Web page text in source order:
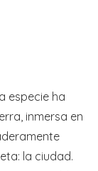
especie ha
inmersa en
la ciudad.